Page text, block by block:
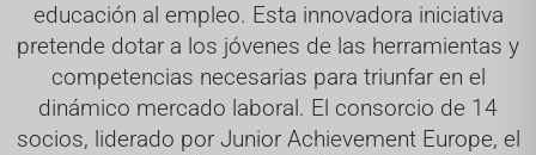
educación al empleo. Esta innovadora iniciativa
pretende dotar a los jóvenes de las herramientas y
competencias necesarias para triunfar en el
dinámico mercado laboral. El consorcio de 14
socios, liderado por Junior Achievement Europe, el